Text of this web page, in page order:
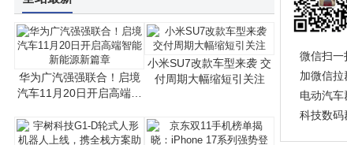
2025年Q3中国平板市场：出货量增10.9%，华为连续八季领跑
摩托罗拉Edge 70 Ultra现身跑分平台，处理器型号成谜引猜测
华为顶级旗舰价格大跳水，16GB+512GB直降2100元，为新机让路
华为广汽强强联合！启境
汽车11月20日开启高端智
小米SU7改款车型来袭 交
付周期大幅缩短引关注
微信扫一
加微信拉
电动汽车
科技数码